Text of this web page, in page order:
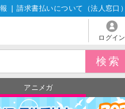
請求書払いについて（法人窓口）
ログイン
アニメガ